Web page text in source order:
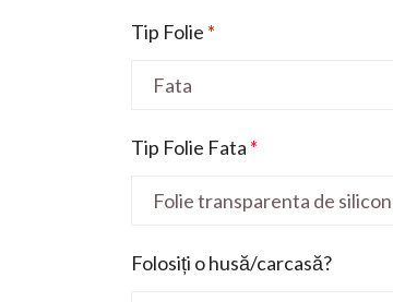
Tip Folie *
Tip Folie Fata *
Folosiți o husă/carcasă?